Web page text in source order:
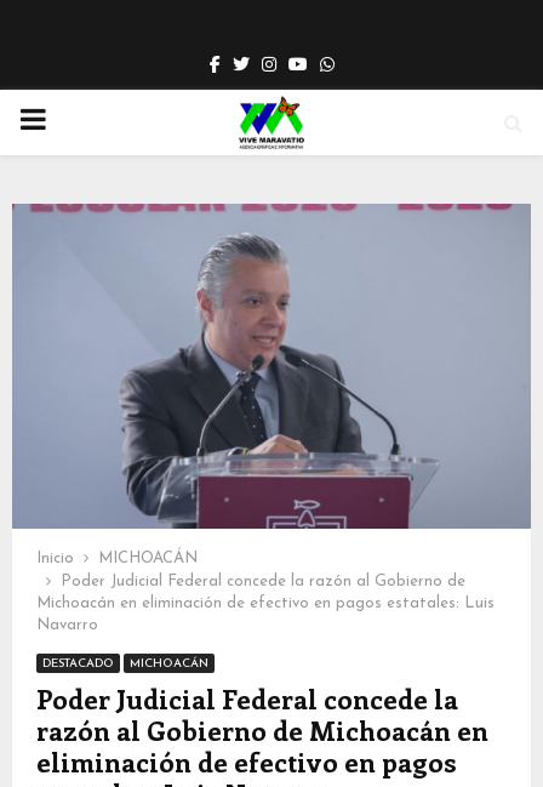
Facebook
TwitterInstagram
YoutubeWhatsapp
PRIMARY
Inicio
MICHOACÁN
Poder Judicial Federal concede la razón al Gobierno de
Michoacán en eliminación de efectivo en pagos estatales: Luis
Navarro
DESTACADO MICHOACÁN
Poder Judicial Federal concede la
razón al Gobierno de Michoacán en
eliminación de efectivo en pagos